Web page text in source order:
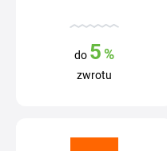
do 5 %
zwrotu